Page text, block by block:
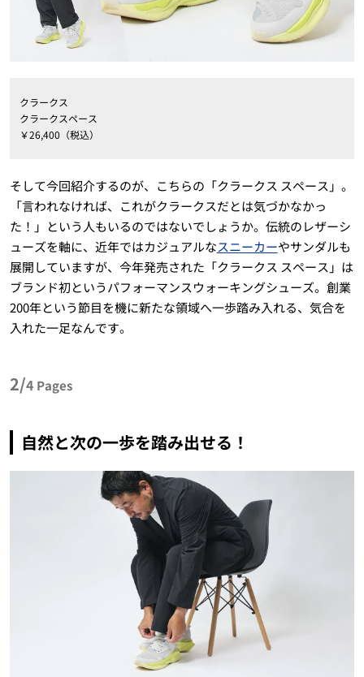
クラークス
クラークスペース
￥26,400 （税込）
そして今回紹介するのが、こちらの「クラークス スペース」。
「言われなければ、これがクラークスだとは気づかなかっ
た！」という人もいるのではないでしょうか。伝統のレザーシ
ューズを軸に、近年ではカジュアルなスニーカーやサンダルも
展開していますが、今年発売された「クラークス スペース」は
ブランド初というパフォーマンスウォーキングシューズ。創業
200年という節目を機に新たな領域へ一歩踏み入れる、気合を
入れた一足なんです。
2/4 Pages
自然と次の一歩を踏み出せる！